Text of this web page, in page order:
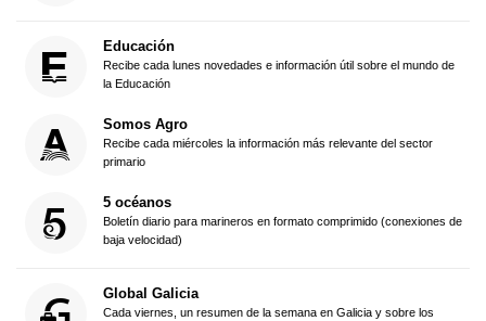
Educación
Recibe cada lunes novedades e información útil sobre el mundo de
la Educación
Somos Agro
Recibe cada miércoles la información más relevante del sector
primario
5 océanos
Boletín diario para marineros en formato comprimido (conexiones de
baja velocidad)
Global Galicia
Cada viernes, un resumen de la semana en Galicia y sobre los